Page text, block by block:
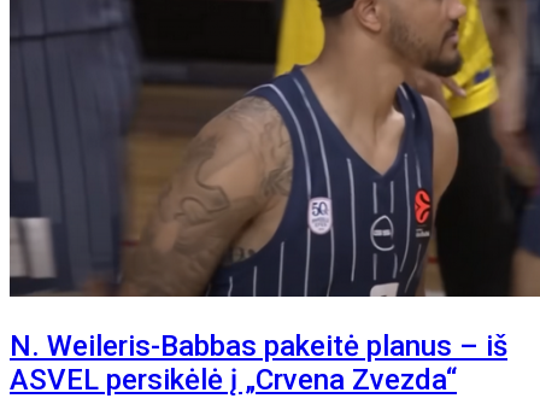
N. Weileris-Babbas pakeitė planus – iš
ASVEL persikėlė į „Crvena Zvezda“